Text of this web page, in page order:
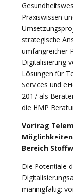
Praxiswissen
strategische
umfangreicher
Digitalisierung
Lösungen für
Services und
2017 als
die HMP
Vortrag
Bereich
Die Potentiale
mannigfaltig: